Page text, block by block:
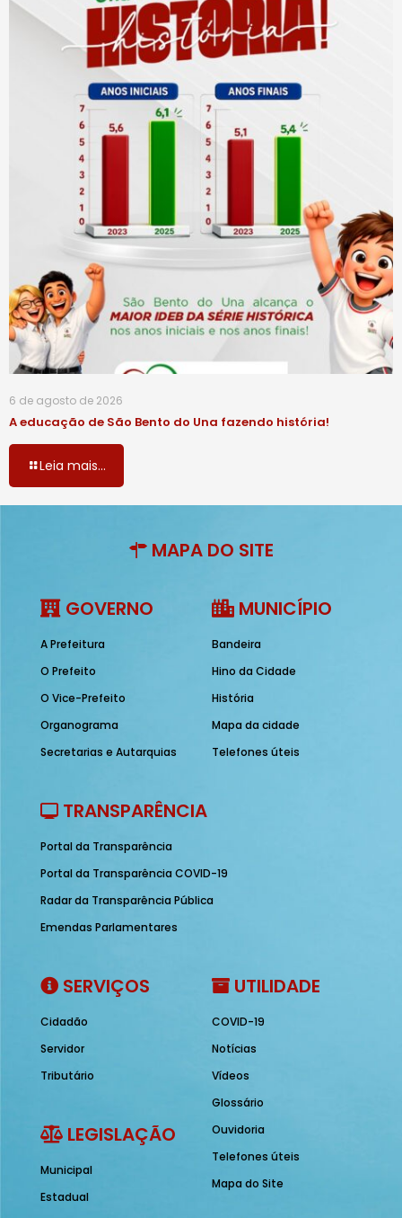
6 de agosto de 2026
A educação de São Bento do Una fazendo história!
Leia mais...
MAPA DO SITE
GOVERNO
A Prefeitura
O Prefeito
O Vice-Prefeito
Organograma
Secretarias e Autarquias
MUNICÍPIO
Bandeira
Hino da Cidade
História
Mapa da cidade
Telefones úteis
TRANSPARÊNCIA
Portal da Transparência
Portal da Transparência COVID-19
Radar da Transparência Pública
Emendas Parlamentares
SERVIÇOS
Cidadão
Servidor
Tributário
LEGISLAÇÃO
Municipal
Estadual
UTILIDADE
COVID-19
Notícias
Vídeos
Glossário
Ouvidoria
Telefones úteis
Mapa do Site